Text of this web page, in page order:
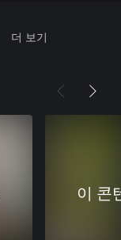
더 보기
이 콘